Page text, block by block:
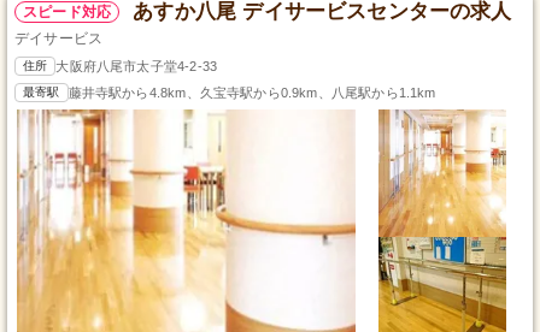
スピード対応 あすか八尾 デイサービスセンターの求人
デイサービス
住所 大阪府八尾市太子堂4-2-33
最寄駅 藤井寺駅から4.8km、久宝寺駅から0.9km、八尾駅から1.1km